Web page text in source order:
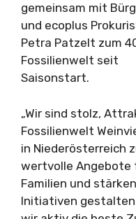
gemeinsam mit
und ecoplus
Petra Patzelt zum
Fossilienwelt seit
Saisonstart.
„Wir sind stolz,
Fossilienwelt
in Niederösterreich
wertvolle Angebote
Familien und
Initiativen gestalten